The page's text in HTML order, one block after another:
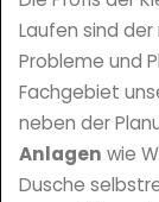
Laufen sind
Probleme und
Fachgebiet
neben der
Anlagen wie
Dusche